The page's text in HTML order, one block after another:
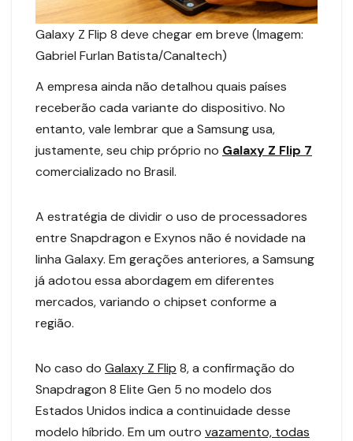
Galaxy Z Flip 8 deve chegar em breve (Imagem:
Gabriel Furlan Batista/Canaltech)
A empresa ainda não detalhou quais países
receberão cada variante do dispositivo. No
entanto, vale lembrar que a Samsung usa,
justamente, seu chip próprio no Galaxy Z Flip 7
comercializado no Brasil.
A estratégia de dividir o uso de processadores
entre Snapdragon e Exynos não é novidade na
linha Galaxy. Em gerações anteriores, a Samsung
já adotou essa abordagem em diferentes
mercados, variando o chipset conforme a
região.
No caso do Galaxy Z Flip 8, a confirmação do
Snapdragon 8 Elite Gen 5 no modelo dos
Estados Unidos indica a continuidade desse
modelo híbrido. Em um outro vazamento, todas